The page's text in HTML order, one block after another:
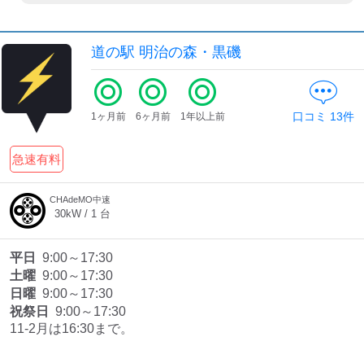
道の駅 明治の森・黒磯
急速有料
1ヶ月前 6ヶ月前 1年以上前 口コミ 13件
CHAdeMO中速
30kW / 1 台
平日
9:00～17:30
土曜 9:00～17:30
日曜 9:00～17:30
祝祭日
9:00～17:30
11-2月は16:30まで。